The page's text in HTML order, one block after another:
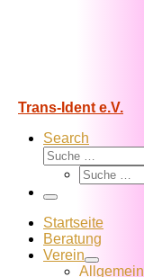
Trans-Ident e.V.
Search
Suche
Suche
Menü
Startseite
Beratung
Verein
Allgemein